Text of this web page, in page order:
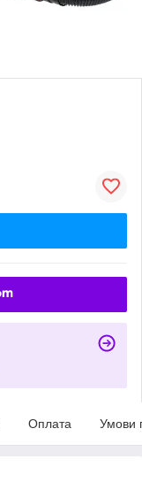
Оплата Умови